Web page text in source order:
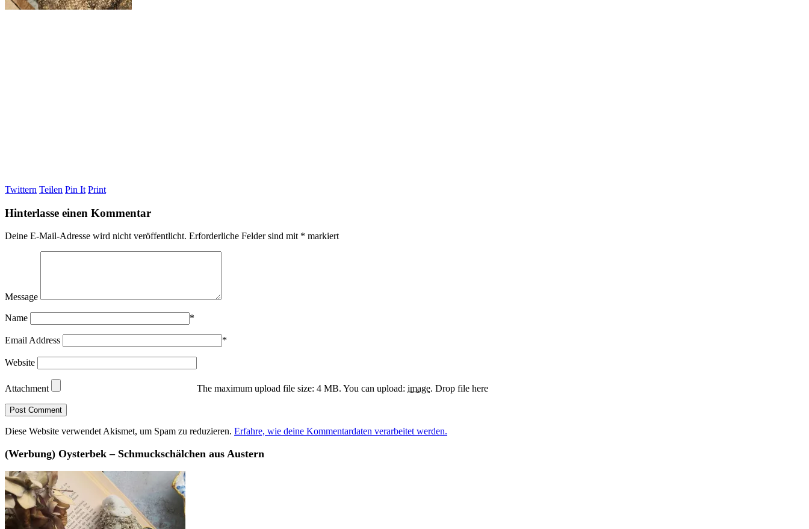
Twittern Teilen Pin It Print
Hinterlasse einen Kommentar
Deine E-Mail-Adresse wird nicht veröffentlicht. Erforderliche Felder sind mit * markiert
Message
Name *
Email Address *
Website
Attachment The maximum upload file size: 4 MB. You can upload: image. Drop file here
Diese Website verwendet Akismet, um Spam zu reduzieren. Erfahre, wie deine Kommentardaten verarbeitet werden.
(Werbung) Oysterbek – Schmuckschälchen aus Austern